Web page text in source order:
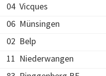
04 Vicques
06 Münsingen
02 Belp
11 Niederwangen